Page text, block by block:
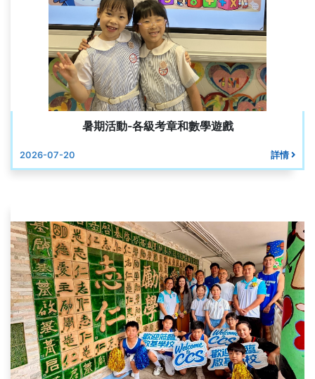
暑期活動-各級考章和數學遊戲
2026-07-20 詳情